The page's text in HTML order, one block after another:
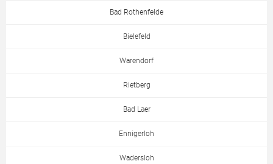
Bad Rothenfelde
Bielefeld
Warendorf
Rietberg
Bad Laer
Ennigerloh
Wadersloh